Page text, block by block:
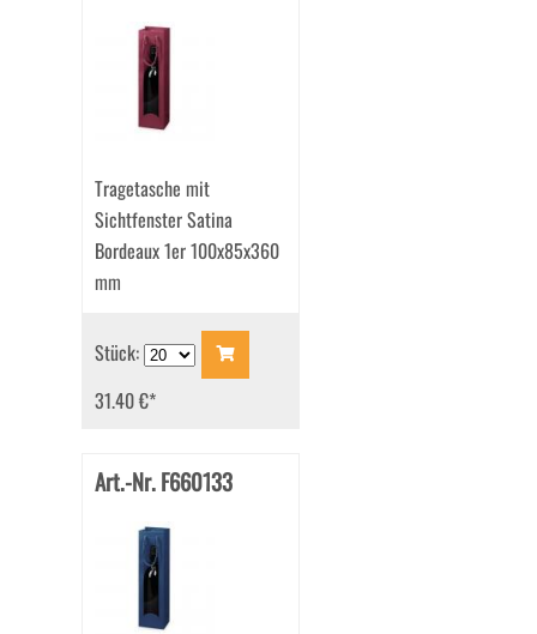
Tragetasche mit
Sichtfenster Satina
Bordeaux 1er 100x85x360
mm
Stück:
31.40 €*
Art.-Nr. F660133